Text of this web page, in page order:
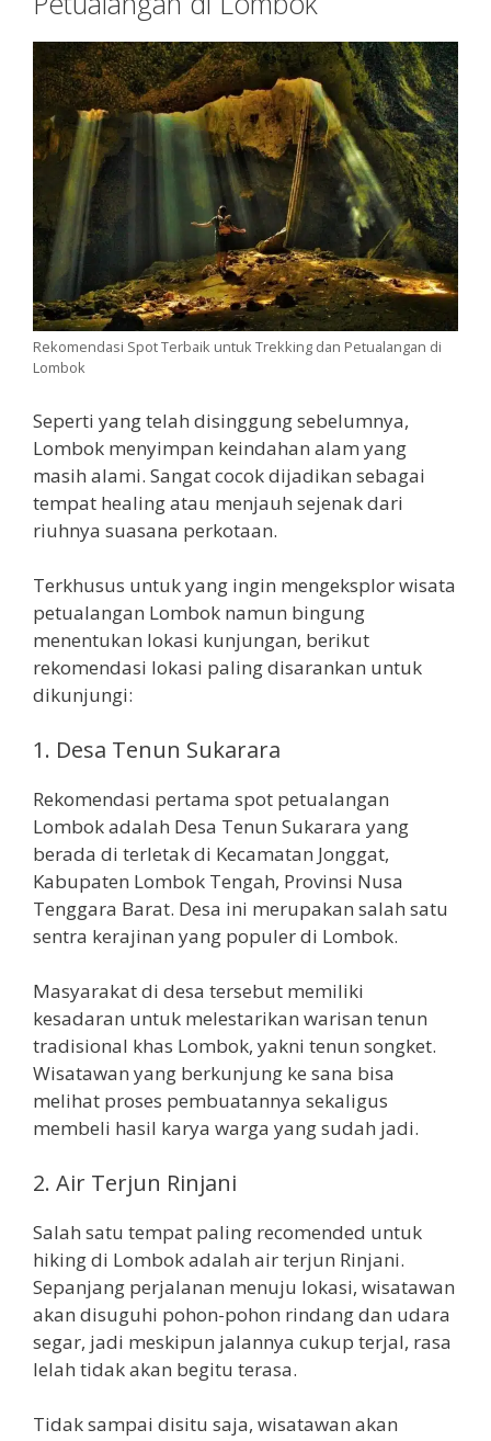
Rekomendasi Spot Terbaik untuk Trekking dan Petualangan di
Lombok
Seperti yang telah disinggung sebelumnya,
Lombok menyimpan keindahan alam yang
masih alami. Sangat cocok dijadikan sebagai
tempat healing atau menjauh sejenak dari
riuhnya suasana perkotaan.
Terkhusus untuk yang ingin mengeksplor wisata
petualangan Lombok namun bingung
menentukan lokasi kunjungan, berikut
rekomendasi lokasi paling disarankan untuk
dikunjungi:
1. Desa Tenun Sukarara
Rekomendasi pertama spot petualangan
Lombok adalah Desa Tenun Sukarara yang
berada di terletak di Kecamatan Jonggat,
Kabupaten Lombok Tengah, Provinsi Nusa
Tenggara Barat. Desa ini merupakan salah satu
sentra kerajinan yang populer di Lombok.
Masyarakat di desa tersebut memiliki
kesadaran untuk melestarikan warisan tenun
tradisional khas Lombok, yakni tenun songket.
Wisatawan yang berkunjung ke sana bisa
melihat proses pembuatannya sekaligus
membeli hasil karya warga yang sudah jadi.
2. Air Terjun Rinjani
Salah satu tempat paling recomended untuk
hiking di Lombok adalah air terjun Rinjani.
Sepanjang perjalanan menuju lokasi, wisatawan
akan disuguhi pohon-pohon rindang dan udara
segar, jadi meskipun jalannya cukup terjal, rasa
lelah tidak akan begitu terasa.
Tidak sampai disitu saja, wisatawan akan